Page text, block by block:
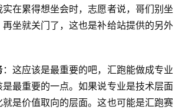
在累得想坐会时，志愿者说，哥们别坐
坐就关门了，这也是补给站提供的另外
：这应该是最重要的吧，汇跑能做成专业
最重要的一点。如果说专业是技术层面
是价值取向的层面。这也可能是汇跑赛